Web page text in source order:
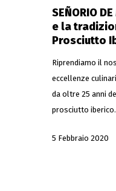
SEÑORIO
e la
Prosciutto
Riprendiamo il
eccellenze
da oltre 25 anni
prosciutto
5 Febbraio 2020